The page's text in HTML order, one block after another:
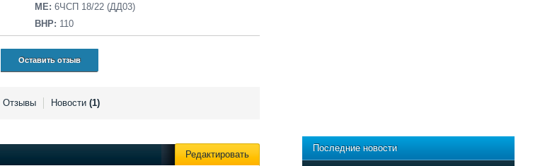
Все службы
ME: 6ЧСП 18/22 (ДД03)
BHP: 110
Оставить отзыв
Отзывы Новости (1)
Редактировать
Последние новости